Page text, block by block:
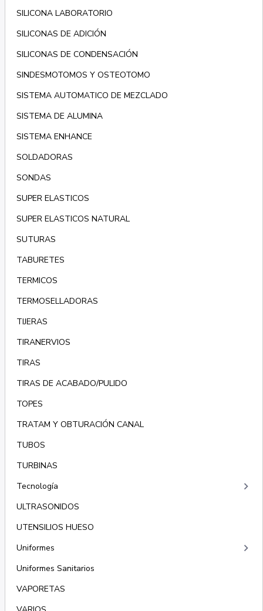
SILICONA LABORATORIO
SILICONAS DE ADICIÓN
SILICONAS DE CONDENSACIÓN
SINDESMOTOMOS Y OSTEOTOMO
SISTEMA AUTOMATICO DE MEZCLADO
SISTEMA DE ALUMINA
SISTEMA ENHANCE
SOLDADORAS
SONDAS
SUPER ELASTICOS
SUPER ELASTICOS NATURAL
SUTURAS
TABURETES
TERMICOS
TERMOSELLADORAS
TIJERAS
TIRANERVIOS
TIRAS
TIRAS DE ACABADO/PULIDO
TOPES
TRATAM Y OBTURACIÓN CANAL
TUBOS
TURBINAS
Tecnología
keyboard_arrow_right
ULTRASONIDOS
UTENSILIOS HUESO
Uniformes
keyboard_arrow_right
Uniformes Sanitarios
VAPORETAS